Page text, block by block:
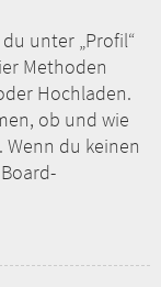
unter „Profil“
Methoden
Hochladen.
ob und wie
du keinen